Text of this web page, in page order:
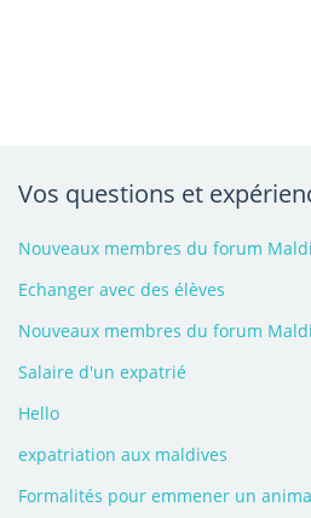
Vos questions et
Echanger avec des élèves
Salaire d'un expatrié
Hello
expatriation aux maldives
Formalités pour emmener un